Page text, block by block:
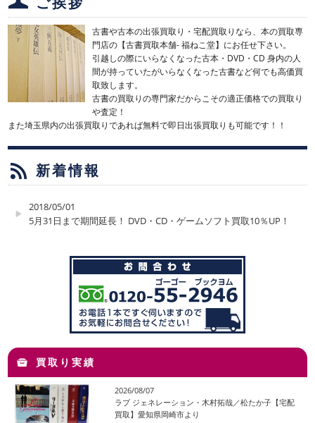
古書や古本の出張買取り・宅配買取りなら、本の買取専
門店の【古書買取本舗- 福ねこ堂】にお任せ下さい。
引越しの際にいらなくなった古本・DVD・CD 身内の人
間が持っていたがいらなくなった古書など何でも高価買
取致します。
古書の買取りの専門家だからこその適正価格での買取り
や査定！
また埼玉県内の出張買取りであれば無料で即日出張買取りも可能です！！
新着情報
2018/05/01
5月31日まで期間延長！ DVD・CD・ゲームソフト買取10％UP！
買取り実績
2026/08/07
ラブ ジェネレーション・木村拓哉／松たか子【宅配
買取】愛知県岡崎市より